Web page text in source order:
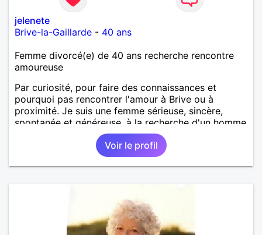
jelenete
Brive-la-Gaillarde - 40 ans
Femme divorcé(e) de 40 ans recherche rencontre
amoureuse
Par curiosité, pour faire des connaissances et
pourquoi pas rencontrer l'amour à Brive ou à
proximité. Je suis une femme sérieuse, sincère,
spontanée et généreuse, à la recherche d'un homme
sincère et fidèle pour débuter un nouveau chapitre
Voir le profil